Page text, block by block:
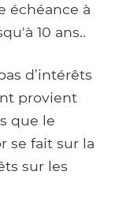
échéance à
10 ans..
d’intérêts
provient
que le
se fait sur la
sur les